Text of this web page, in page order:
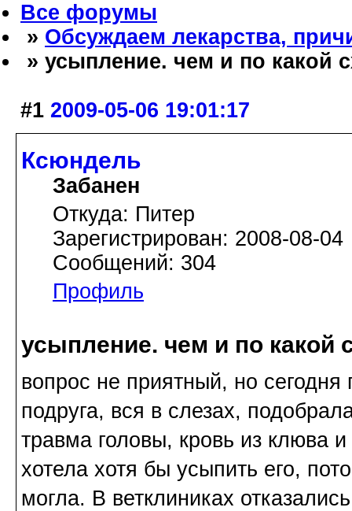
Все форумы
» Обсуждаем лекарства,
» усыпление. чем и по какой
#1 2009-05-06 19:01:17
Ксюндель
Забанен
Откуда: Питер
Зарегистрирован: 2008-08-04
Сообщений: 304
Профиль
усыпление. чем и по какой
вопрос не приятный, но
подруга, вся в слезах,
травма головы, кровь из клюва
хотела хотя бы усыпить его,
могла. В ветклиниках